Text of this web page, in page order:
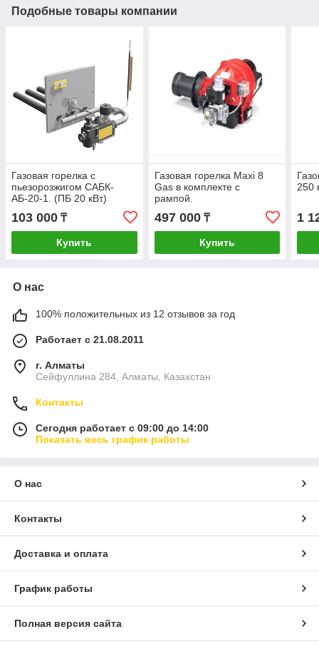
Подобные товары компании
Газовая горелка с
пьезорозжигом CАБК-
АБ-20-1. (ПБ 20 кВт)
103 000 ₸
Купить
Газовая горелка Maxi 8
Gas в комплекте с
рампой.
497 000₸
Купить
250
1
О нас
100% положительных из 12 отзывов за год
Работает с 21.08.2011
г. Алматы
Сейфуллина 284, Алматы, Казахстан
Контакты
Сегодня работает с 09:00 до 14:00
Показать весь график работы
О нас
Контакты
Доставка и оплата
График работы
Полная версия сайта